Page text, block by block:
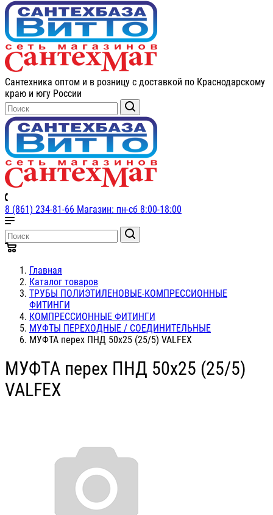
Сантехника оптом и в розницу с доставкой по Краснодарскому
краю и югу России
8 (861) 234-81-66 Магазин: пн-сб 8:00-18:00
Главная
Каталог товаров
ТРУБЫ ПОЛИЭТИЛЕНОВЫЕ-КОМПРЕССИОННЫЕ
ФИТИНГИ
КОМПРЕССИОННЫЕ ФИТИНГИ
МУФТЫ ПЕРЕХОДНЫЕ / СОЕДИНИТЕЛЬНЫЕ
МУФТА перех ПНД 50х25 (25/5) VALFEX
МУФТА перех ПНД 50х25 (25/5)
VALFEX